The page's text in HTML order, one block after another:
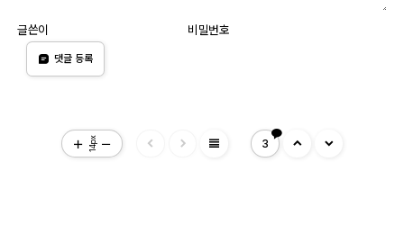
글쓴이 비밀번호
댓글 등록
14px view_headline 3